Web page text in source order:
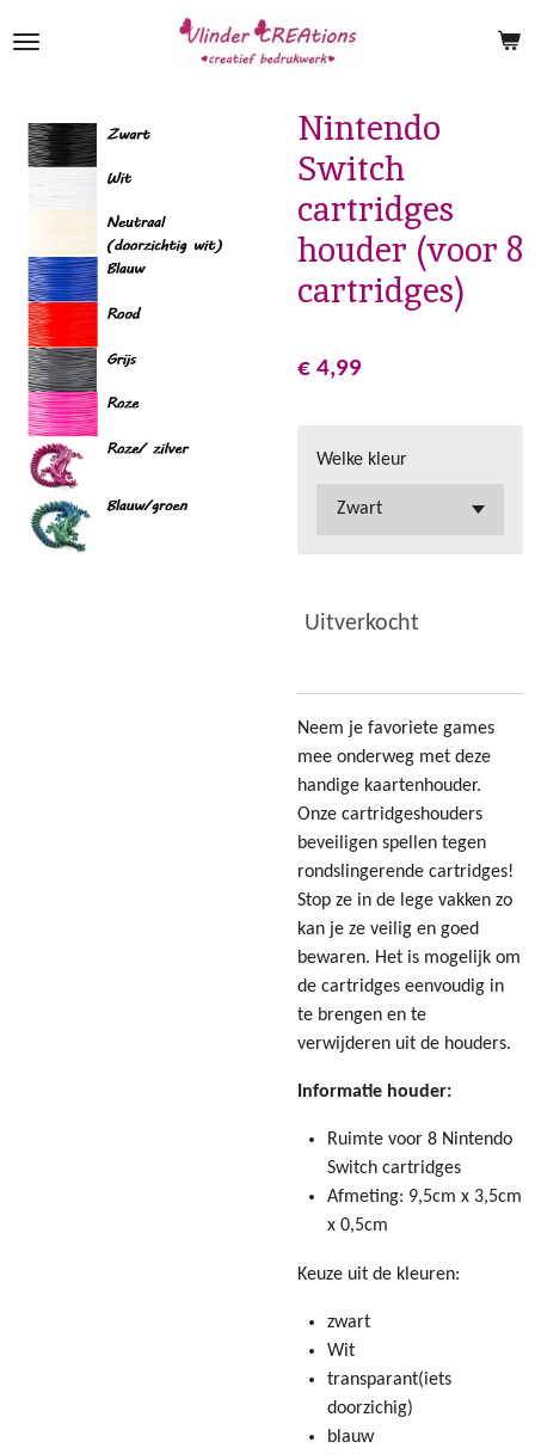
direct
hoofdinhoud
Nintendo
Switch
cartridges
houder (voor 8
cartridges)
€ 4,99
Welke kleur
Uitverkocht
Neem je favoriete games
mee onderweg met deze
handige kaartenhouder.
Onze cartridgeshouders
beveiligen spellen tegen
rondslingerende cartridges!
Stop ze in de lege vakken zo
kan je ze veilig en goed
bewaren. Het is mogelijk om
de cartridges eenvoudig in
te brengen en te
verwijderen uit de houders.
Informatie houder:
Ruimte voor 8 Nintendo
Switch cartridges
Afmeting: 9,5cm x 3,5cm
x 0,5cm
Keuze uit de kleuren:
zwart
Wit
transparant(iets
doorzichig)
blauw